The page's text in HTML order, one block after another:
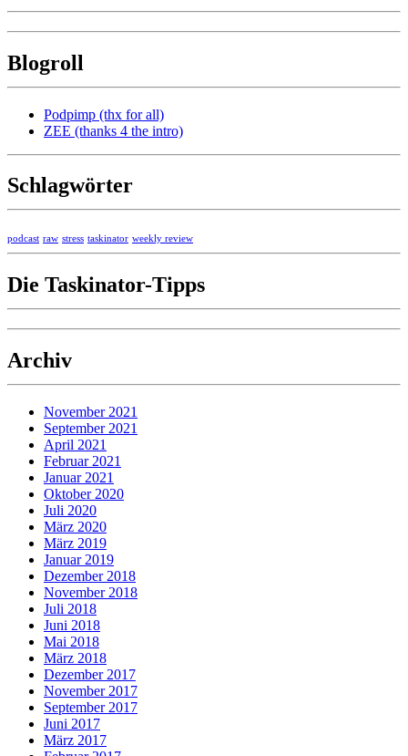
Blogroll
Podpimp (thx for all)
ZEE (thanks 4 the intro)
Schlagwörter
podcast raw stress taskinator weekly review
Die Taskinator-Tipps
Archiv
November 2021
September 2021
April 2021
Februar 2021
Januar 2021
Oktober 2020
Juli 2020
März 2020
März 2019
Januar 2019
Dezember 2018
November 2018
Juli 2018
Juni 2018
Mai 2018
März 2018
Dezember 2017
November 2017
September 2017
Juni 2017
März 2017